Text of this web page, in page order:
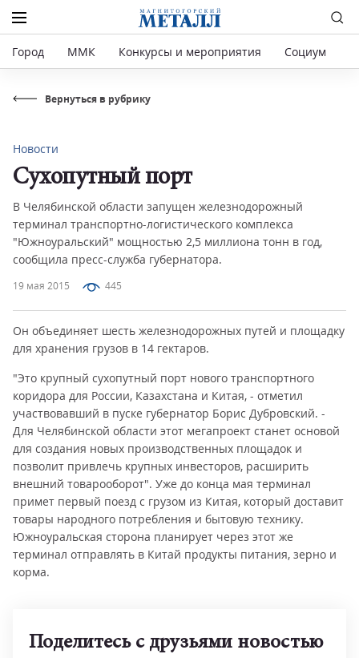
Город ММК Конкурсы и мероприятия Социум
Вернуться в рубрику
19 мая 2015 445
Новости
Сухопутный порт
В Челябинской области запущен железнодорожный
терминал транспортно-логистического комплекса
"Южноуральский" мощностью 2,5 миллиона тонн в год,
сообщила пресс-служба губернатора.
Он объединяет шесть железнодорожных путей и площадку
для хранения грузов в 14 гектаров.
"Это крупный сухопутный порт нового транспортного
коридора для России, Казахстана и Китая, - отметил
участвовавший в пуске губернатор Борис Дубровский. -
Для Челябинской области этот мегапроект станет основой
для создания новых производственных площадок и
позволит привлечь крупных инвесторов, расширить
внешний товарооборот". Уже до конца мая терминал
примет первый поезд с грузом из Китая, который доставит
товары народного потребления и бытовую технику.
Южноуральская сторона планирует через этот же
терминал отправлять в Китай продукты питания, зерно и
корма.
Поделитесь с друзьями новостью